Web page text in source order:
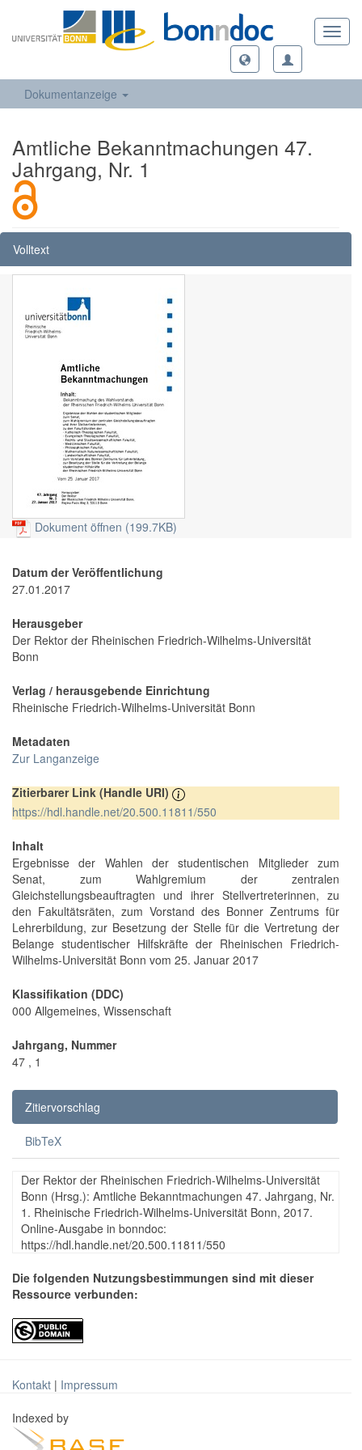
Dokumentanzeige
Amtliche Bekanntmachungen 47.
Jahrgang, Nr. 1
Volltext
Dokument öffnen (199.7KB)
Datum der Veröffentlichung
27.01.2017
Herausgeber
Der Rektor der Rheinischen Friedrich-Wilhelms-Universität
Bonn
Verlag / herausgebende Einrichtung
Rheinische Friedrich-Wilhelms-Universität Bonn
Metadaten
Zur Langanzeige
Zitierbarer Link (Handle URI)
https://hdl.handle.net/20.500.11811/550
Inhalt
Ergebnisse der Wahlen der studentischen Mitglieder zum
Senat, zum Wahlgremium der zentralen
Gleichstellungsbeauftragten und ihrer Stellvertreterinnen, zu
den Fakultätsräten, zum Vorstand des Bonner Zentrums für
Lehrerbildung, zur Besetzung der Stelle für die Vertretung der
Belange studentischer Hilfskräfte der Rheinischen Friedrich-
Wilhelms-Universität Bonn vom 25. Januar 2017
Klassifikation (DDC)
000 Allgemeines, Wissenschaft
Jahrgang, Nummer
47 , 1
Zitiervorschlag
BibTeX
Der Rektor der Rheinischen Friedrich-Wilhelms-Universität
Bonn (Hrsg.): Amtliche Bekanntmachungen 47. Jahrgang, Nr.
1. Rheinische Friedrich-Wilhelms-Universität Bonn, 2017.
Online-Ausgabe in bonndoc:
https://hdl.handle.net/20.500.11811/550
Die folgenden Nutzungsbestimmungen sind mit dieser
Ressource verbunden:
Kontakt | Impressum
Indexed by